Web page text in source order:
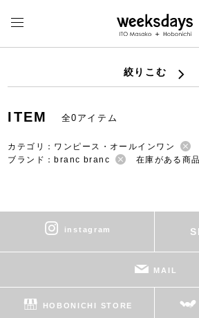
絞りこむ
ITEM 全0アイテム
カテゴリ：ワンピース・オールインワン
ブランド：branc branc
在庫がある商品
instagram
MAIL
HOBONICHI STORE